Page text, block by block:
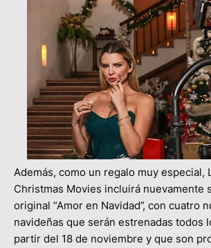
Además, como un regalo muy especial,
Christmas Movies incluirá nuevamente
original “Amor en Navidad”, con cuatro
navideñas que serán estrenadas todos
partir del 18 de noviembre y que son